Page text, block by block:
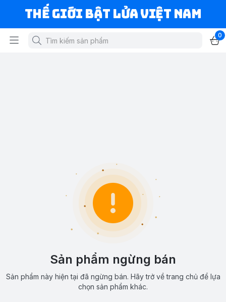
Thế Giới Bật Lửa Việt Nam
0
Sản phẩm ngừng bán
Sản phẩm này hiện tại đã ngừng bán. Hãy trở về trang chủ để lựa
chọn sản phẩm khác.